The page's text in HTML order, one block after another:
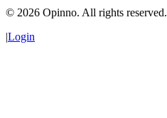
© 2026 Opinno. All rights reserved.
|Login